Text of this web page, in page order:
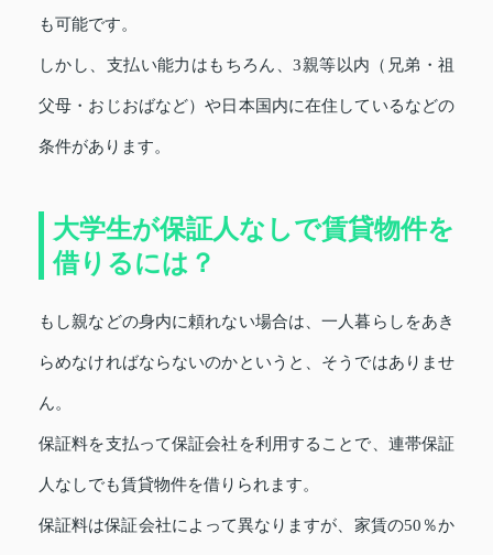
も可能です。
しかし、支払い能力はもちろん、3親等以内（兄弟・祖
父母・おじおばなど）や日本国内に在住しているなどの
条件があります。
大学生が保証人なしで賃貸物件を
借りるには？
もし親などの身内に頼れない場合は、一人暮らしをあき
らめなければならないのかというと、そうではありませ
ん。
保証料を支払って保証会社を利用することで、連帯保証
人なしでも賃貸物件を借りられます。
保証料は保証会社によって異なりますが、家賃の50％か